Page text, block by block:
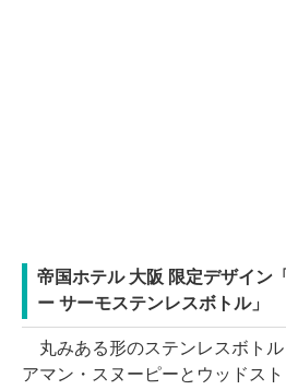
帝国ホテル 大阪 限定デザイン
ー サーモステンレスボトル」
丸みある形のステンレスボト
アマン・スヌーピーとウッドス